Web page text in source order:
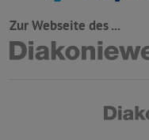
Zur Webseite des ...